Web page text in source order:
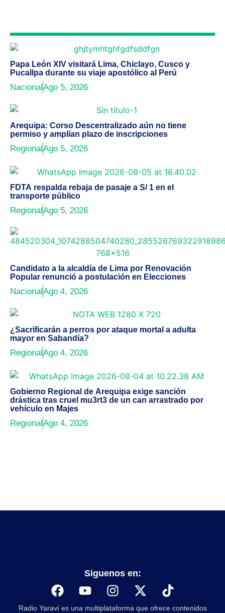
Papa León XIV visitará Lima, Chiclayo, Cusco y
Pucallpa durante su viaje apostólico al Perú
NacionalAgo 5, 2026
Arequipa: Corso Descentralizado aún no tiene
permiso y amplían plazo de inscripciones
Regional Ago 5, 2026
FDTA respalda rebaja de pasaje a S/ 1 en el
transporte público
RegionalAgo 5, 2026
Candidato a la alcaldía de Lima por Renovación
Popular renunció a postulación en Elecciones
NacionalAgo 4, 2026
¿Sacrificarán a perros por ataque mortal a adulta
mayor en Sabandía?
Regional Ago 4, 2026
Gobierno Regional de Arequipa exige sanción
drástica tras cruel mu3rt3 de un can arrastrado por
vehículo en Majes
RegionalAgo 4, 2026
Radio Yaraví es una multiplataforma que ofrece contenidos
Siguenos en: